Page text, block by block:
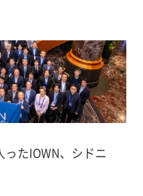
たIOWN、シドニ